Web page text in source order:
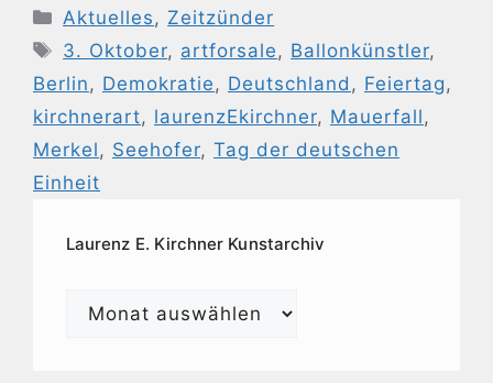
Kategorien
Aktuelles , Zeitzünder
Schlagwörter
3. Oktober, artforsale , Ballonkünstler,
Berlin , Demokratie , Deutschland , Feiertag ,
kirchnerart, laurenzEkirchner, Mauerfall ,
Merkel , Seehofer, Tag der deutschen
Einheit
Laurenz E. Kirchner Kunstarchiv
Laurenz